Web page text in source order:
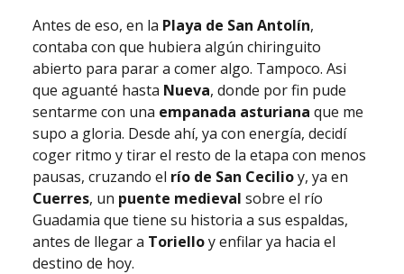
Antes de eso, en la Playa de San Antolín,
contaba con que hubiera algún chiringuito
abierto para parar a comer algo. Tampoco. Asi
que aguanté hasta Nueva, donde por fin pude
sentarme con una empanada asturiana que me
supo a gloria. Desde ahí, ya con energía, decidí
coger ritmo y tirar el resto de la etapa con menos
pausas, cruzando el río de San Cecilioy, ya en
Cuerres, un puente medieval sobre el río
Guadamia que tiene su historia a sus espaldas,
antes de llegar a Torielloy enfilar ya hacia el
destino de hoy.